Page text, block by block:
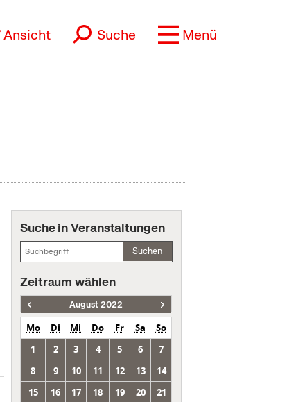
Ansicht Suche Menü
Suche in Veranstaltungen
Suchen
Zeitraum wählen
August 2022
Mo Di Mi Do Fr Sa
So
1
2 3 4 5 6
7
8
9 10 11 12 13
14
15
16 17 18 19 20
21